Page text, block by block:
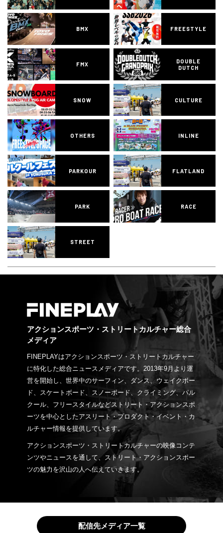
BMX FREESTYLE
FMX
DOUBLE
DUTCH
SNOW CULTURE
OTHERS INLINE
PARKOUR FLATLAND
PARK RACE
STREET
アクションスポーツ・ストリートカルチャー総合
メディア
FINEPLAYはアクションスポーツ・ストリートカルチャー
に特化した総合ニュースメディアです。2013年9月より運
営を開始し、世界中のサーフィン、ダンス、ウェイクボー
ド、スケートボード、スノーボード、クライミング、パル
クール、フリースタイルなどストリート・アクションスポ
ーツを中心としたアスリート・プロダクト・イベント・カ
ルチャー情報を提供しています。
アクションスポーツ・ストリートカルチャーの映像コンテ
ンツやニュースを通して、ストリート・アクションスポー
ツの魅力を沢山の人へ伝えていきます。
配信先メディア一覧